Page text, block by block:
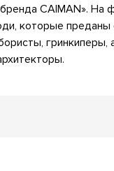
CAIMAN». На
которые преданы
гринкиперы,